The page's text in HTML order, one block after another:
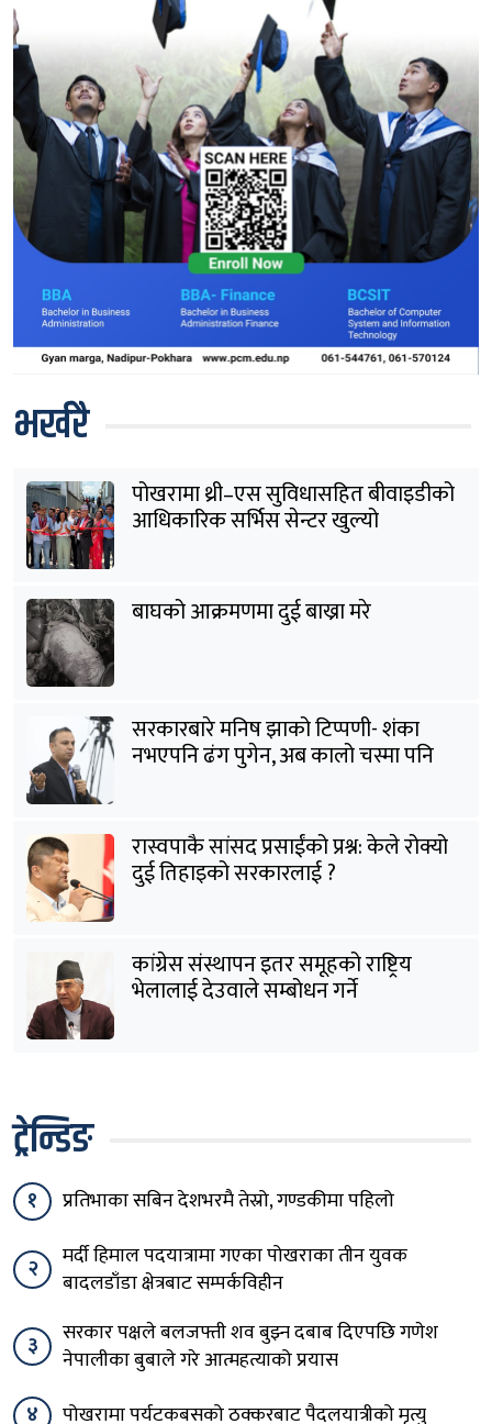
भर्खरै
पोखरामा थ्री–एस सुविधासहित बीवाइडीको
आधिकारिक सर्भिस सेन्टर खुल्यो
बाघको आक्रमणमा दुई बाख्रा मरे
सरकारबारे मनिष झाको टिप्पणी- शंका
नभएपनि ढंग पुगेन, अब कालो चस्मा पनि
रास्वपाकै सांसद प्रसाईंको प्रश्न: केले रोक्यो
दुई तिहाइको सरकारलाई ?
कांग्रेस संस्थापन इतर समूहको राष्ट्रिय
भेलालाई देउवाले सम्बोधन गर्ने
ट्रेन्डिङ
१ प्रतिभाका सबिन देशभरमै तेस्रो, गण्डकीमा पहिलो
२
मर्दी हिमाल पदयात्रामा गएका पोखराका तीन युवक
बादलडाँडा क्षेत्रबाट सम्पर्कविहीन
३
सरकार पक्षले बलजफ्ती शव बुझ्न दबाब दिएपछि गणेश
नेपालीका बुबाले गरे आत्महत्याको प्रयास
४
पोखरामा पर्यटकबसको ठक्करबाट पैदलयात्रीको मृत्यु